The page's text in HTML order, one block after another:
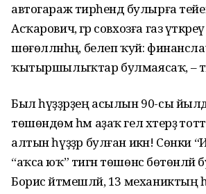
автогараж тирәһендә булырға
Асҡарович, әгәр совхозға газ
шөғөлләнһәң, белеп ҡуй: финанслау
ҡытыршылыҡтар булмаясаҡ, –
Был һүҙҙәрҙең асылын 90-сы
төшөндөм һәм аҙаҡ гел хәтерҙә
алтын һүҙҙәр булған икән! Сөнки
“аҡса юҡ” тигән төшөнсә
Борис әйтмешләй, 13 механиктың